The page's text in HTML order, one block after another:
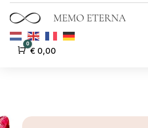
Winkelwagen
0
€ 0,00